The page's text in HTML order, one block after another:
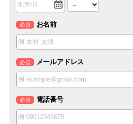
必須 お名前
必須 メールアドレス
必須 電話番号